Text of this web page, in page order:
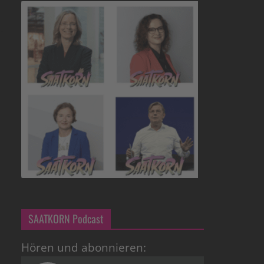
SAATKORN Podcast
Hören und abonnieren: